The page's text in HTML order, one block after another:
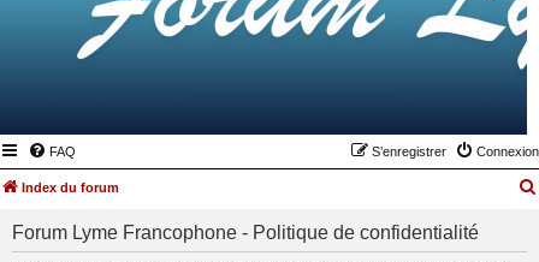
FAQ Connexion
S’enregistrer
Index du forum
Forum Lyme Francophone - Politique de confidentialité